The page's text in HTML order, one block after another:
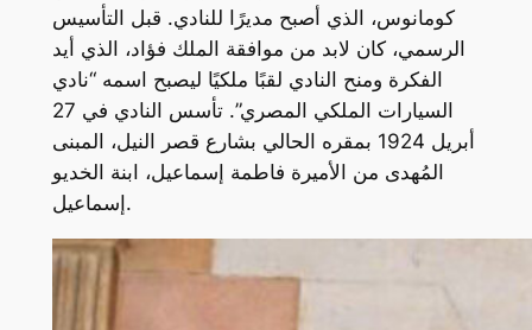
كومانوس، الذي أصبح مديرًا للنادي. قبل التأسيس
الرسمي، كان لابد من موافقة الملك فؤاد، الذي أيد
الفكرة ومنح النادي لقبًا ملكيًا ليصبح اسمه “نادي
السيارات الملكي المصري”. تأسس النادي في 27
أبريل 1924 بمقره الحالي بشارع قصر النيل، المبنى
المُهدى من الأميرة فاطمة إسماعيل، ابنة الخديو
إسماعيل.